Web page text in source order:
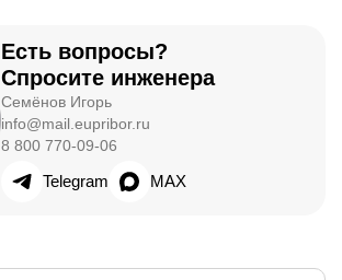
Есть вопросы?
Спросите инженера
Семёнов Игорь
info@mail.eupribor.ru
8 800 770-09-06
Telegram MAX